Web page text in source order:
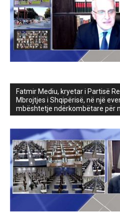
Fatmir Mediu, kryetar i Partisë
Mbrojtjes i Shqipërisë, në një
mbështetje ndërkombëtare për